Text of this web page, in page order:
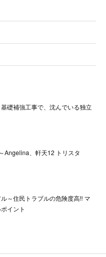
礎補強工事で、沈んでいる独立
Angelina、軒天12 トリスタ
～住民トラブルの危険度高!! マ
イント